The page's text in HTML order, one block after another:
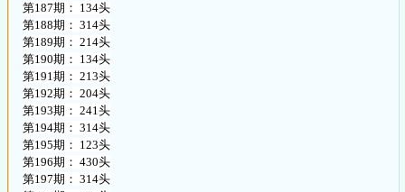
第187期： 134头
第188期： 314头
第189期： 214头
第190期： 134头
第191期： 213头
第192期： 204头
第193期： 241头
第194期： 314头
第195期： 123头
第196期： 430头
第197期： 314头